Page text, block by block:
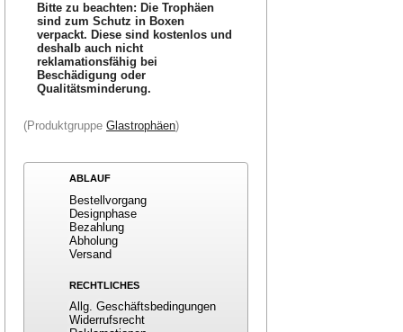
Bitte zu beachten: Die Trophäen
sind zum Schutz in Boxen
verpackt. Diese sind kostenlos und
deshalb auch nicht
reklamationsfähig bei
Beschädigung oder
Qualitätsminderung.
(Produktgruppe Glastrophäen)
ABLAUF
Bestellvorgang
Designphase
Bezahlung
Abholung
Versand
RECHTLICHES
Allg. Geschäftsbedingungen
Widerrufsrecht